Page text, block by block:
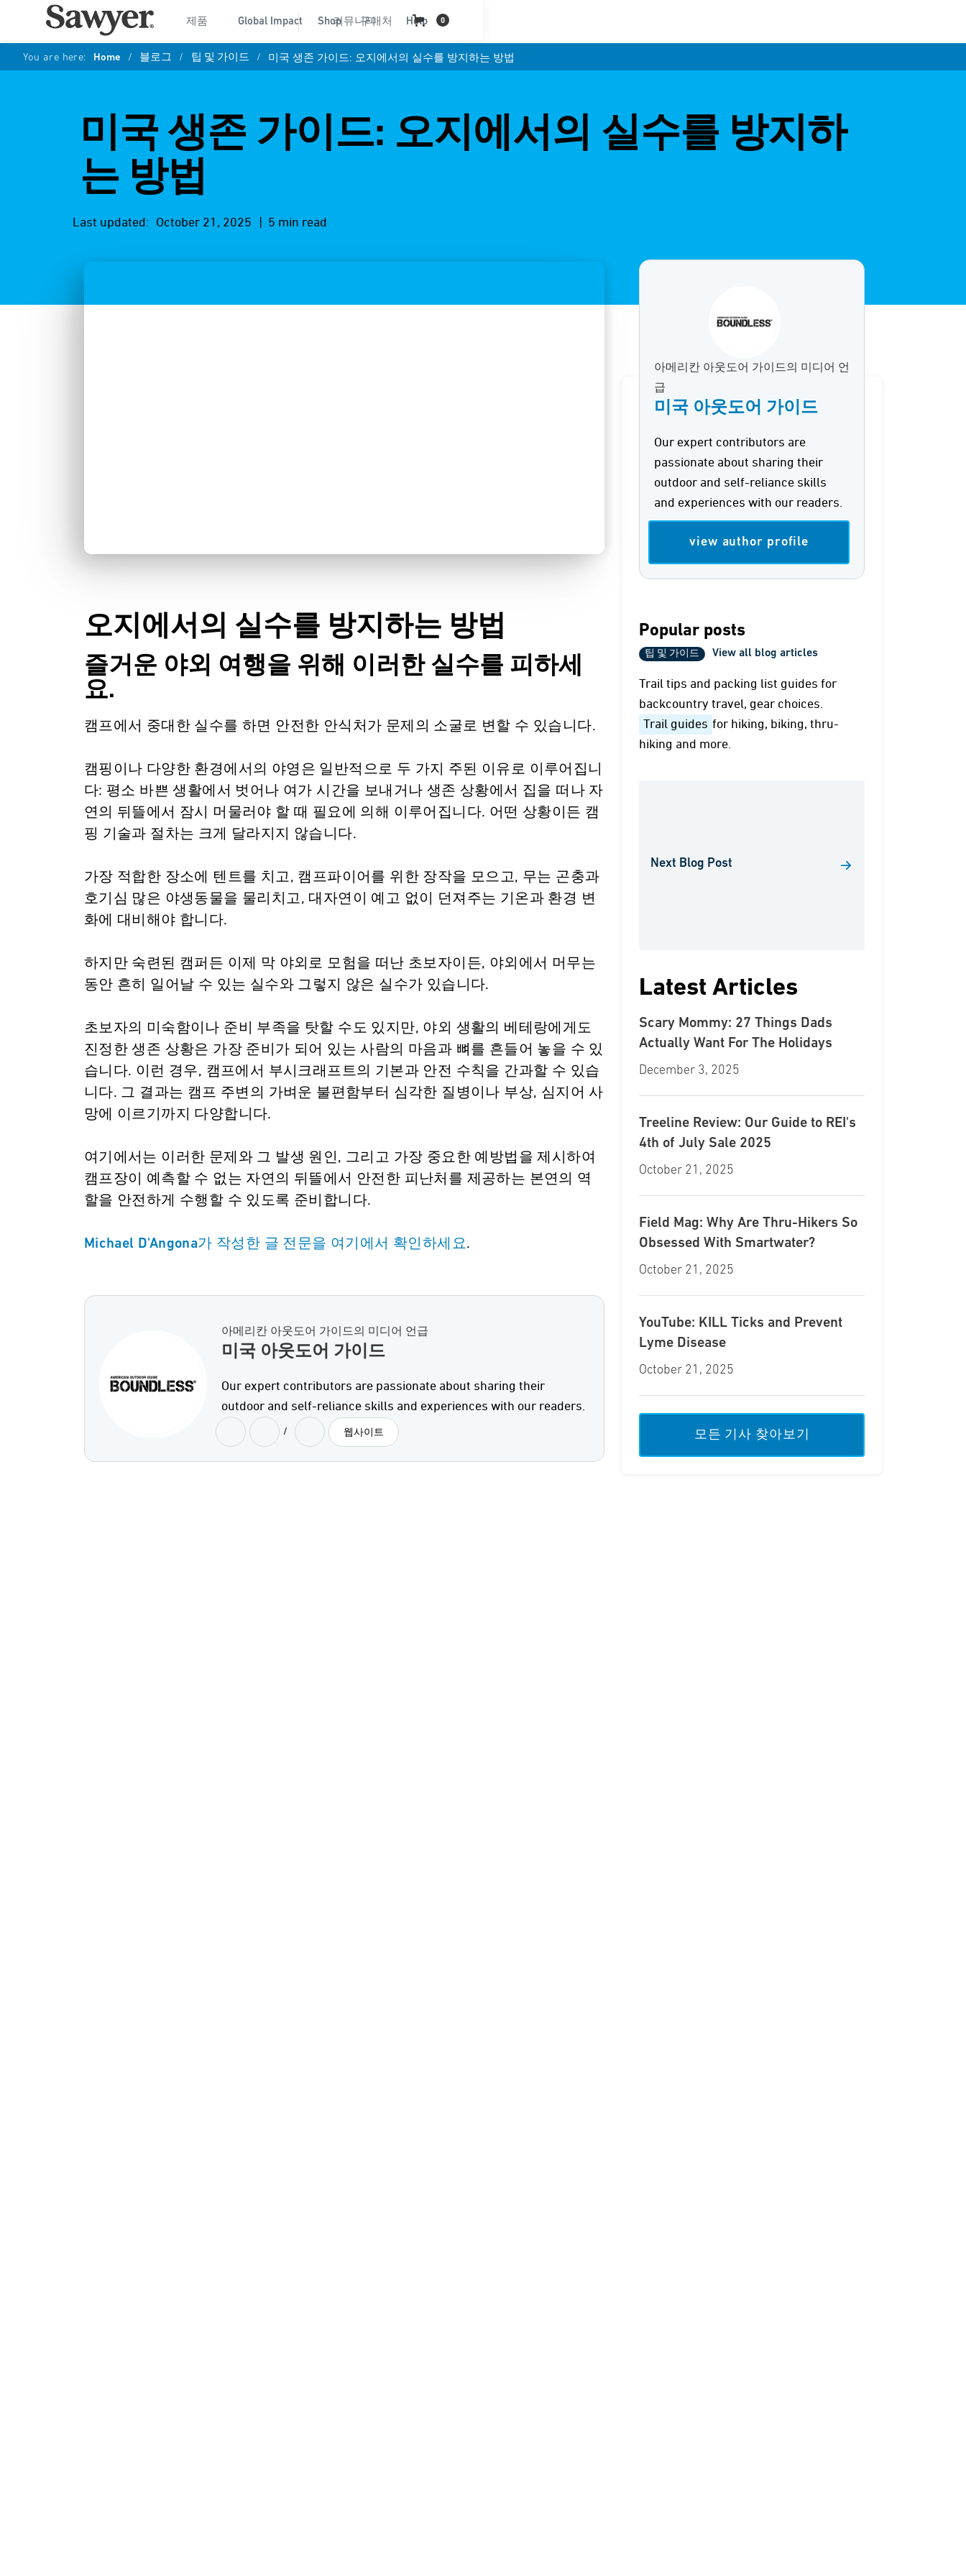
제품 Global Impact 커뮤니티 Help
Shop 구매처 0
You are here: Home / 블로그 / 팁 및 가이드 / 미국 생존 가이드: 오지에서의 실수를 방지하는 방법
미국 생존 가이드: 오지에서의 실수를 방지하
는 방법
Last updated: October 21, 2025 | 5 min read
오지에서의 실수를 방지하는 방법
즐거운 야외 여행을 위해 이러한 실수를 피하세
요.
캠프에서 중대한 실수를 하면 안전한 안식처가 문제의 소굴로 변할 수 있습니다.
캠핑이나 다양한 환경에서의 야영은 일반적으로 두 가지 주된 이유로 이루어집니
다: 평소 바쁜 생활에서 벗어나 여가 시간을 보내거나 생존 상황에서 집을 떠나 자
연의 뒤뜰에서 잠시 머물러야 할 때 필요에 의해 이루어집니다. 어떤 상황이든 캠
핑 기술과 절차는 크게 달라지지 않습니다.
가장 적합한 장소에 텐트를 치고, 캠프파이어를 위한 장작을 모으고, 무는 곤충과
호기심 많은 야생동물을 물리치고, 대자연이 예고 없이 던져주는 기온과 환경 변
화에 대비해야 합니다.
하지만 숙련된 캠퍼든 이제 막 야외로 모험을 떠난 초보자이든, 야외에서 머무는
동안 흔히 일어날 수 있는 실수와 그렇지 않은 실수가 있습니다.
초보자의 미숙함이나 준비 부족을 탓할 수도 있지만, 야외 생활의 베테랑에게도
진정한 생존 상황은 가장 준비가 되어 있는 사람의 마음과 뼈를 흔들어 놓을 수 있
습니다. 이런 경우, 캠프에서 부시크래프트의 기본과 안전 수칙을 간과할 수 있습
니다. 그 결과는 캠프 주변의 가벼운 불편함부터 심각한 질병이나 부상, 심지어 사
망에 이르기까지 다양합니다.
여기에서는 이러한 문제와 그 발생 원인, 그리고 가장 중요한 예방법을 제시하여
캠프장이 예측할 수 없는 자연의 뒤뜰에서 안전한 피난처를 제공하는 본연의 역
할을 안전하게 수행할 수 있도록 준비합니다.
Michael D'Angona가 작성한 글 전문을 여기에서 확인하세요.
아메리칸 아웃도어 가이드의 미디어 언급
미국 아웃도어 가이드
Our expert contributors are passionate about sharing their
outdoor and self-reliance skills and experiences with our readers.
/ 웹사이트
아메리칸 아웃도어 가이드의 미디어 언
급
미국 아웃도어 가이드
Our expert contributors are
passionate about sharing their
outdoor and self-reliance skills
and experiences with our readers.
view author profile
Popular posts
팁 및 가이드 View all blog articles
Trail tips and packing list guides for
backcountry travel, gear choices.
Trail guides for hiking, biking, thru-
hiking and more.
Next Blog Post
Latest Articles
Scary Mommy: 27 Things Dads
Actually Want For The Holidays
December 3, 2025
Treeline Review: Our Guide to REI's
4th of July Sale 2025
October 21, 2025
Field Mag: Why Are Thru-Hikers So
Obsessed With Smartwater?
October 21, 2025
YouTube: KILL Ticks and Prevent
Lyme Disease
October 21, 2025
모든 기사 찾아보기